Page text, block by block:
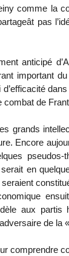
comme la
pas
anticipé
important
de
grands
Encore
en
aux partis
de la
comprendre